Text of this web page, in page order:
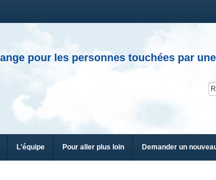
pour les personnes touchées par
L'équipe Pour aller plus loin Demander un